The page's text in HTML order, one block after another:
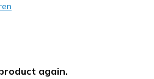
again.